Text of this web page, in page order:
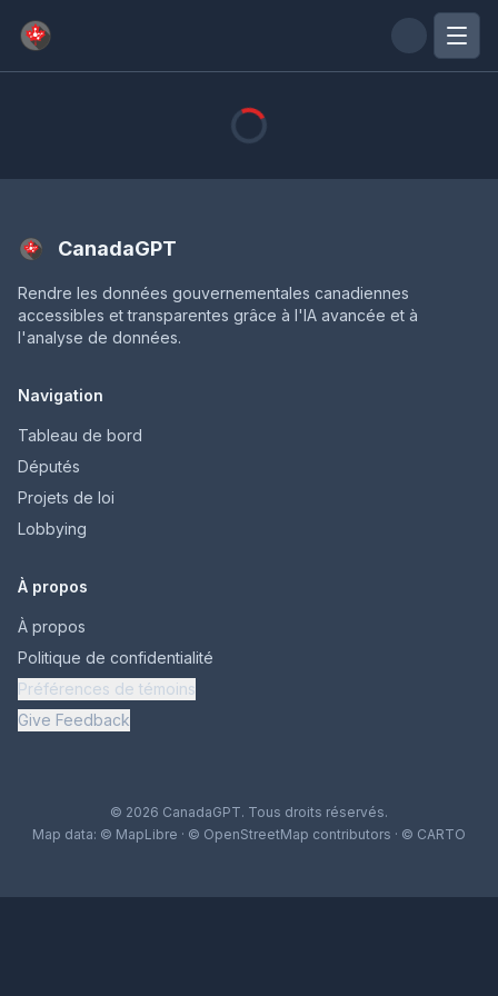
CanadaGPT
Rendre les données gouvernementales canadiennes
accessibles et transparentes grâce à l'IA avancée et à
l'analyse de données.
Navigation
Tableau de bord
Députés
Projets de loi
Lobbying
À propos
À propos
Politique de confidentialité
Préférences de témoins
Give Feedback
© 2026 CanadaGPT. Tous droits réservés.
Map data: © MapLibre · © OpenStreetMap contributors · © CARTO